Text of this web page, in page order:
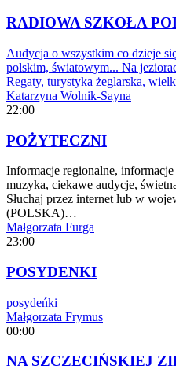
RADIOWA SZKOŁA
Audycja o wszystkim co dzieje
polskim, światowym... Na
Regaty, turystyka żeglarska,
Katarzyna Wolnik-Sayna
22:00
POŻYTECZNI
Informacje regionalne,
muzyka, ciekawe audycje,
Słuchaj przez internet lub w
(POLSKA)…
Małgorzata Furga
23:00
POSYDENKI
posydeńki
Małgorzata Frymus
00:00
NA SZCZECIŃSKIEJ